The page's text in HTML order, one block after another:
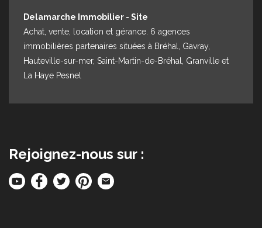
Delamarche Immobilier - Site
Achat, vente, location et gérance. 6 agences
immobilières partenaires situées à Bréhal, Gavray,
Hauteville-sur-mer, Saint-Martin-de-Bréhal, Granville et
La Haye Pesnel
Rejoignez-nous sur :